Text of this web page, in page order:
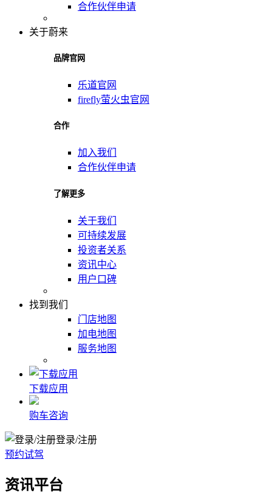
合作伙伴申请
关于蔚来
品牌官网
乐道官网
firefly萤火虫官网
合作
加入我们
合作伙伴申请
了解更多
关于我们
可持续发展
投资者关系
资讯中心
用户口碑
找到我们
门店地图
加电地图
服务地图
下载应用
购车咨询
登录/注册
预约试驾
资讯平台